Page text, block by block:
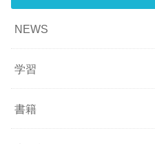
NEWS
学習
書籍